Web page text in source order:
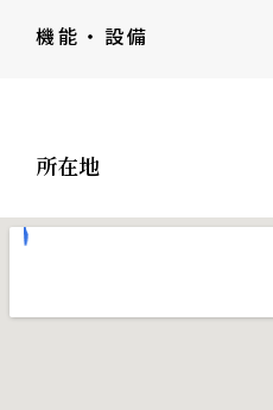
機能・設備
所在地